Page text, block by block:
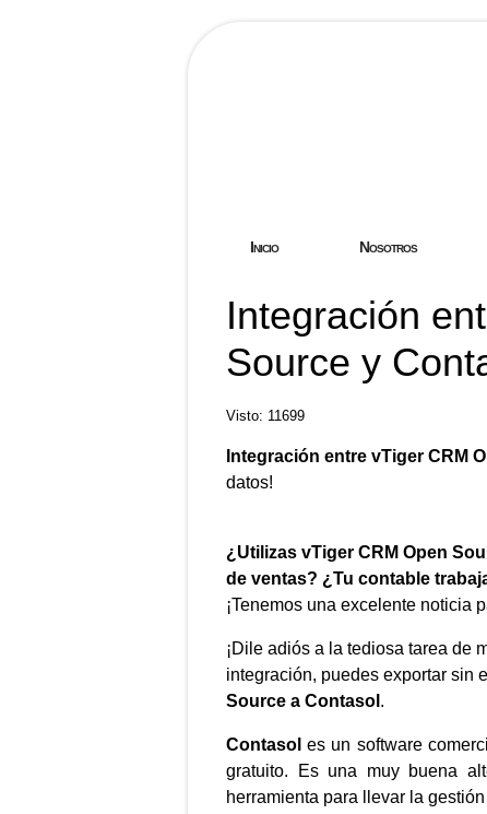
Inicio Nosotros
Integración
Source y
Visto: 11699
Integración entre vTiger CRM
datos!
¿Utilizas vTiger CRM Open
de ventas? ¿Tu contable
¡Tenemos una excelente noticia
¡Dile adiós a la tediosa tarea de
integración, puedes exportar sin
Source a Contasol .
Contasol es un software
gratuito. Es una muy buena
herramienta para llevar la